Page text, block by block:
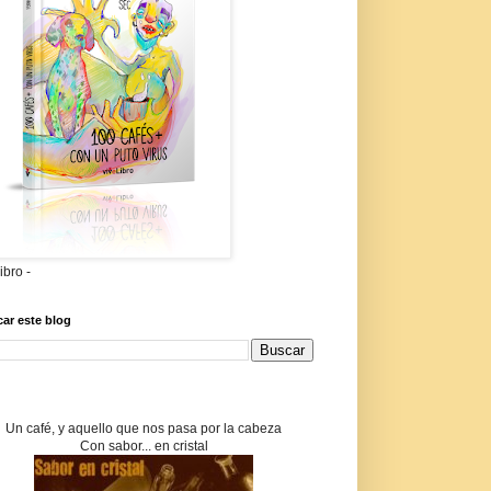
-
este blog
Un café, y aquello que nos pasa por la cabeza
Con sabor... en cristal